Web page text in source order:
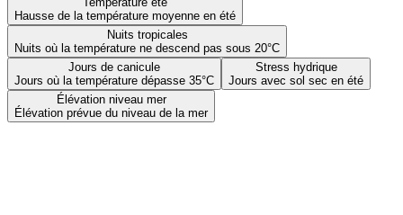
Hausse de la température moyenne en été
Nuits tropicales
Nuits où la température ne descend pas sous 20°C
Jours de canicule
Jours où la température dépasse 35°C
Stress hydrique
Jours avec sol sec en été
Élévation niveau mer
Élévation prévue du niveau de la mer